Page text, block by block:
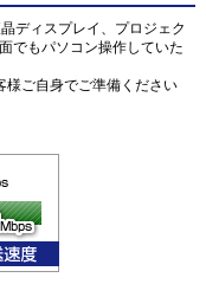
ディスプレイ、プロジェク
でもパソコン操作していた
ご自身でご準備ください